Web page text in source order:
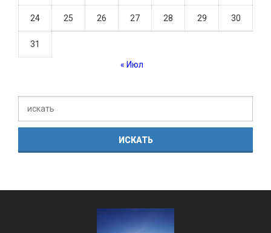
24 25 26 27 28 29 30
31
« Июл